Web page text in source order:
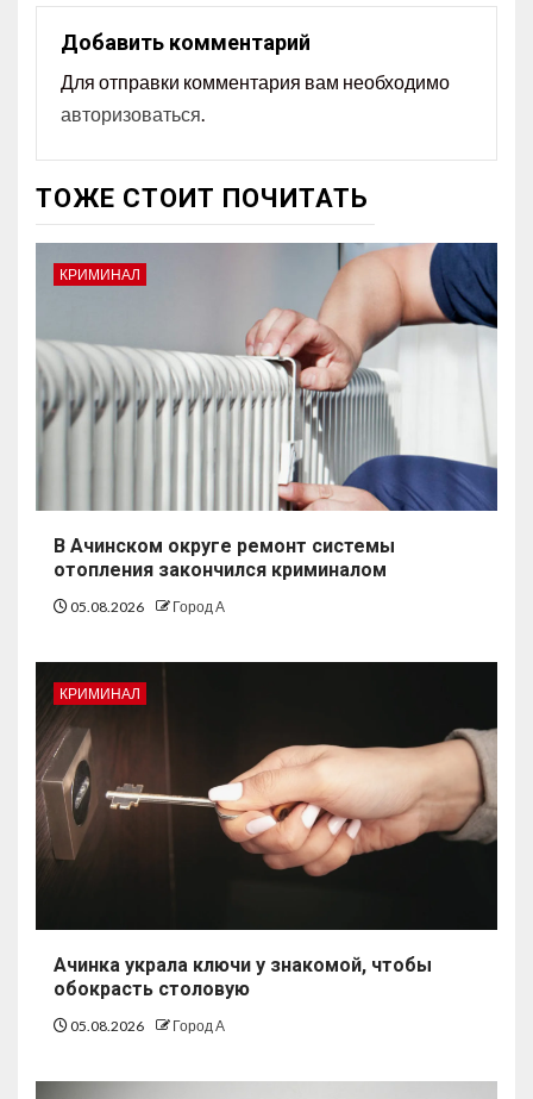
Добавить комментарий
Для отправки комментария вам необходимо
авторизоваться.
ТОЖЕ СТОИТ ПОЧИТАТЬ
КРИМИНАЛ
В Ачинском округе ремонт системы
отопления закончился криминалом
05.08.2026 Город А
КРИМИНАЛ
Ачинка украла ключи у знакомой, чтобы
обокрасть столовую
05.08.2026 Город А